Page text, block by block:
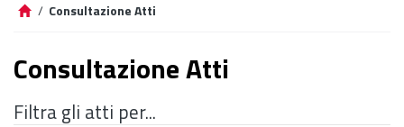
/ Consultazione Atti
Consultazione Atti
Filtra gli atti per...